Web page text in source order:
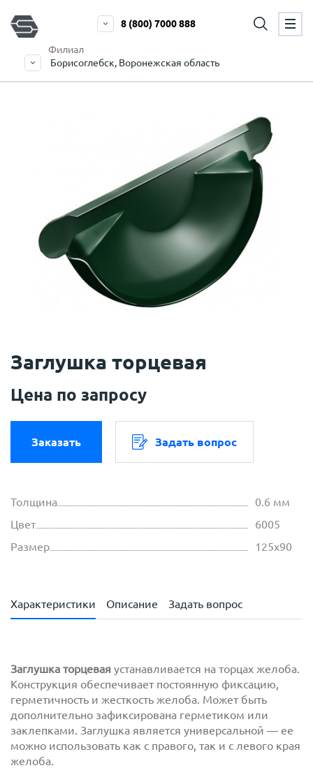
Филиал
Борисоглебск, Воронежская область
8 (800) 7000 888
Заглушка торцевая
Цена по запросу
Заказать Задать вопрос
Толщина
0.6 мм
Цвет
6005
Размер
125х90
Характеристики Описание Задать вопрос
Заглушка торцевая устанавливается на торцах желоба.
Конструкция обеспечивает постоянную фиксацию,
герметичность и жесткость желоба. Может быть
дополнительно зафиксирована герметиком или
заклепками. Заглушка является универсальной — ее
можно использовать как с правого, так и с левого края
желоба.